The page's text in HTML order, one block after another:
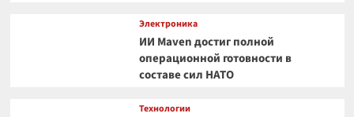
Электроника
ИИ Maven достиг полной
операционной готовности в
составе сил НАТО
Технологии